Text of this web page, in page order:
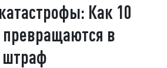
Как 10
в